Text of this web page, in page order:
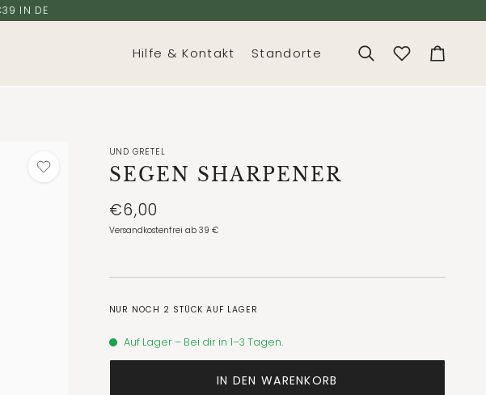
IN DE
Hilfe & Kontakt Standorte Suchen
Dein
UND GRETEL
SEGEN SHARPENER
€6,00
Versandkostenfrei ab 39 €
NUR NOCH 2 STÜCK AUF LAGER
Auf Lager – Bei dir in 1–3 Tagen.
IN DEN WARENKORB